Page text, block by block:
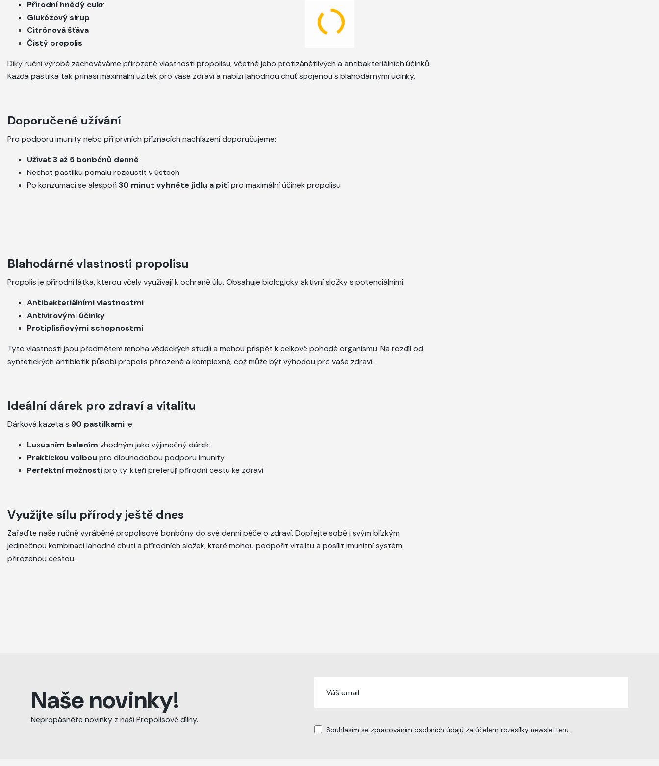
Přírodní hnědý cukr
Glukózový sirup
Citrónová šťáva
Čistý propolis
Díky ruční výrobě zachováváme přirozené vlastnosti propolisu, včetně jeho protizánětlivých a antibakteriálních účinků.
Každá pastilka tak přináší maximální užitek pro vaše zdraví a nabízí lahodnou chuť spojenou s blahodárnými účinky.
Doporučené užívání
Pro podporu imunity nebo při prvních příznacích nachlazení doporučujeme:
Užívat 3 až 5 bonbónů denně
Nechat pastilku pomalu rozpustit v ústech
Po konzumaci se alespoň30 minut vyhněte jídlu a pitípro maximální účinek propolisu
Blahodárné vlastnosti propolisu
Propolis je přírodní látka, kterou včely využívají k ochraně úlu. Obsahuje biologicky aktivní složky s potenciálními:
Antibakteriálními vlastnostmi
Antivirovými účinky
Protiplísňovými schopnostmi
Tyto vlastnosti jsou předmětem mnoha vědeckých studií a mohou přispět k celkové pohodě organismu. Na rozdíl od
syntetických antibiotik působí propolis přirozeně a komplexně, což může být výhodou pro vaše zdraví.
Ideální dárek pro zdraví a vitalitu
Dárková kazeta s 90 pastilkamije:
Luxusním balením vhodným jako výjimečný dárek
Praktickou volbou pro dlouhodobou podporu imunity
Perfektní možnostípro ty, kteří preferují přírodní cestu ke zdraví
Využijte sílu přírody ještě dnes
Zařaďte naše ručně vyráběné propolisové bonbóny do své denní péče o zdraví. Dopřejte sobě i svým blízkým
jedinečnou kombinaci lahodné chuti a přírodních složek, které mohou podpořit vitalitu a posílit imunitní systém
přirozenou cestou.
Naše novinky!
Nepropásněte novinky z naší Propolisové dílny.
Souhlasím se zpracováním osobních údajů za účelem rozesílky newsletteru.